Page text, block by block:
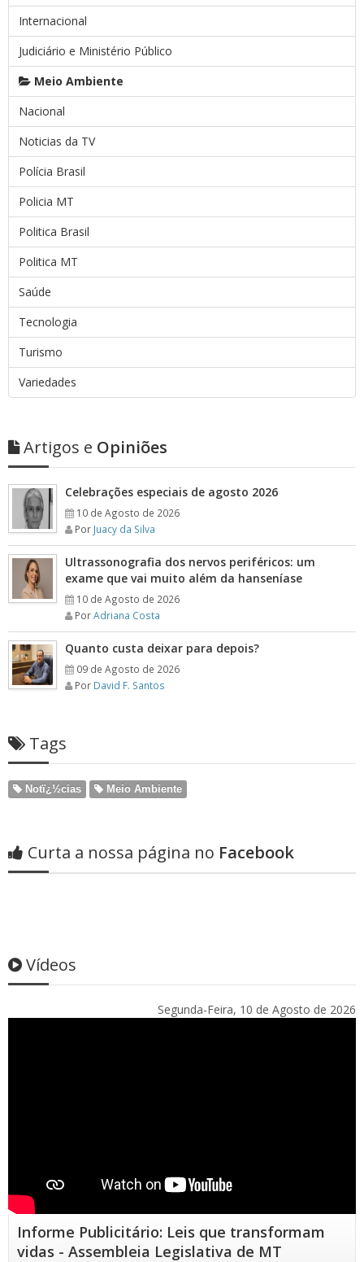
Internacional
Judiciário e Ministério Público
Meio Ambiente
Nacional
Noticias da TV
Polícia Brasil
Policia MT
Politica Brasil
Politica MT
Saúde
Tecnologia
Turismo
Variedades
Artigos e Opiniões
Celebrações especiais de agosto 2026
10 de Agosto de 2026
Por Juacy da Silva
Ultrassonografia dos nervos periféricos: um
exame que vai muito além da hanseníase
10 de Agosto de 2026
PorAdriana Costa
Quanto custa deixar para depois?
09 de Agosto de 2026
Por David F. Santos
Tags
Notï¿½cias Meio Ambiente
Curta a nossa página no Facebook
Vídeos
Segunda-Feira, 10 de Agosto de 2026
Informe Publicitário: Leis que transformam
vidas - Assembleia Legislativa de MT